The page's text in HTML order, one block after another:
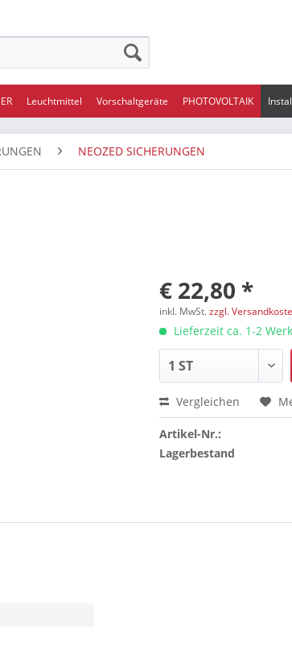
Leuchtmittel Vorschaltgeräte PHOTOVOLTAIK
NEOZED SICHERUNGEN
€ 22,80 *
inkl. MwSt.zzgl.
Lieferzeit ca. 1-2
Vergleichen
Artikel-Nr.:
Lagerbestand